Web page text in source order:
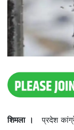
शिमला ।
प्रदेश